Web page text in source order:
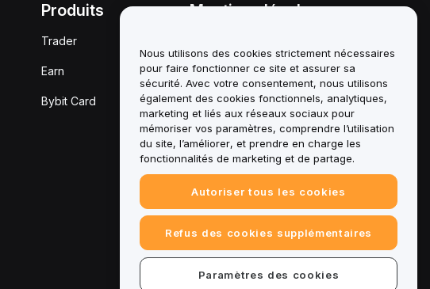
Produits
Trader
Earn
Bybit Card
Mentions légales
conflits d'intérêts
Résumé de la politique de
garde et d'administration
Informations ESG
Crypto - Livres blancs des
actifs
Nous utilisons des cookies strictement nécessaires
pour faire fonctionner ce site et assurer sa
sécurité. Avec votre consentement, nous utilisons
également des cookies fonctionnels, analytiques,
marketing et liés aux réseaux sociaux pour
mémoriser vos paramètres, comprendre l’utilisation
du site, l’améliorer, et prendre en charge les
fonctionnalités de marketing et de partage.
Autoriser tous les cookies
Refus des cookies supplémentaires
Paramètres des cookies